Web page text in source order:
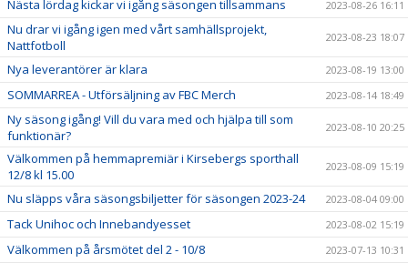
Nästa lördag kickar vi igång säsongen tillsammans 2023-08-26 16:11
Nu drar vi igång igen med vårt samhällsprojekt,
Nattfotboll
2023-08-23 18:07
Nya leverantörer är klara 2023-08-19 13:00
SOMMARREA - Utförsäljning av FBC Merch 2023-08-14 18:49
Ny säsong igång! Vill du vara med och hjälpa till som
funktionär?
2023-08-10 20:25
Välkommen på hemmapremiär i Kirsebergs sporthall
12/8 kl 15.00
2023-08-09 15:19
Nu släpps våra säsongsbiljetter för säsongen 2023-24 2023-08-04 09:00
Tack Unihoc och Innebandyesset 2023-08-02 15:19
Välkommen på årsmötet del 2 - 10/8 2023-07-13 10:31